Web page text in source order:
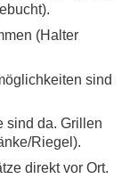
(Halter
sind
sind da. Grillen
Riegel).
direkt vor Ort.